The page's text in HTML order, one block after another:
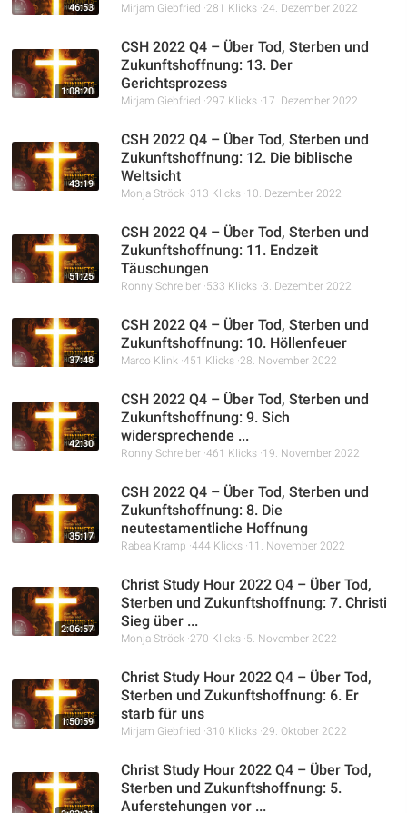
46:53 Mirjam Giebfried 281 Klicks 24. Dezember 2022
1:08:20
CSH 2022 Q4 – Über Tod, Sterben und
Zukunftshoffnung: 13. Der
Gerichtsprozess
Mirjam Giebfried 297 Klicks 17. Dezember 2022
43:19
CSH 2022 Q4 – Über Tod, Sterben und
Zukunftshoffnung: 12. Die biblische
Weltsicht
Monja Ströck 313 Klicks 10. Dezember 2022
51:25
CSH 2022 Q4 – Über Tod, Sterben und
Zukunftshoffnung: 11. Endzeit
Täuschungen
Ronny Schreiber 533 Klicks 3. Dezember 2022
37:48
CSH 2022 Q4 – Über Tod, Sterben und
Zukunftshoffnung: 10. Höllenfeuer
Marco Klink 451 Klicks 28. November 2022
42:30
CSH 2022 Q4 – Über Tod, Sterben und
Zukunftshoffnung: 9. Sich
widersprechende ...
Ronny Schreiber 461 Klicks 19. November 2022
35:17
CSH 2022 Q4 – Über Tod, Sterben und
Zukunftshoffnung: 8. Die
neutestamentliche Hoffnung
Rabea Kramp 444 Klicks 11. November 2022
2:06:57
Christ Study Hour 2022 Q4 – Über Tod,
Sterben und Zukunftshoffnung: 7. Christi
Sieg über ...
Monja Ströck 270 Klicks 5. November 2022
1:50:59
Christ Study Hour 2022 Q4 – Über Tod,
Sterben und Zukunftshoffnung: 6. Er
starb für uns
Mirjam Giebfried 310 Klicks 29. Oktober 2022
Christ Study Hour 2022 Q4 – Über Tod,
Sterben und Zukunftshoffnung: 5.
Auferstehungen vor ...